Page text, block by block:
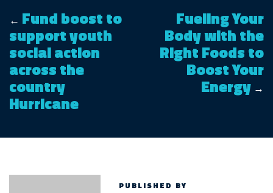
← Fund boost to
support youth
social action
across the
country
Hurricane
Fueling Your
Body with the
Right Foods to
Boost Your
Energy →
PUBLISHED BY